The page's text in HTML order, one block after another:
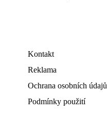
Kontakt
Reklama
Ochrana osobních údajů
Podmínky použití